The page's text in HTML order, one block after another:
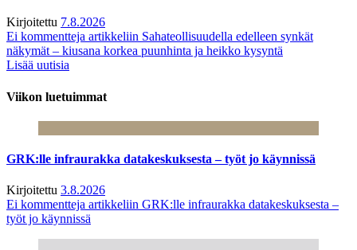
Kirjoitettu 7.8.2026
Ei kommentteja artikkeliin Sahateollisuudella edelleen synkät
näkymät – kiusana korkea puunhinta ja heikko kysyntä
Lisää uutisia
Viikon luetuimmat
GRK:lle infraurakka datakeskuksesta – työt jo käynnissä
Kirjoitettu 3.8.2026
Ei kommentteja artikkeliin GRK:lle infraurakka datakeskuksesta –
työt jo käynnissä